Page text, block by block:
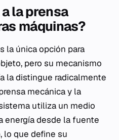
la prensa
máquinas?
la única opción para
pero su mecanismo
la distingue radicalmente
mecánica y la
utiliza un medio
energía desde la fuente
lo que define su